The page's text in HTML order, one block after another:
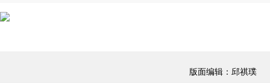
版面编辑：邱祺璞